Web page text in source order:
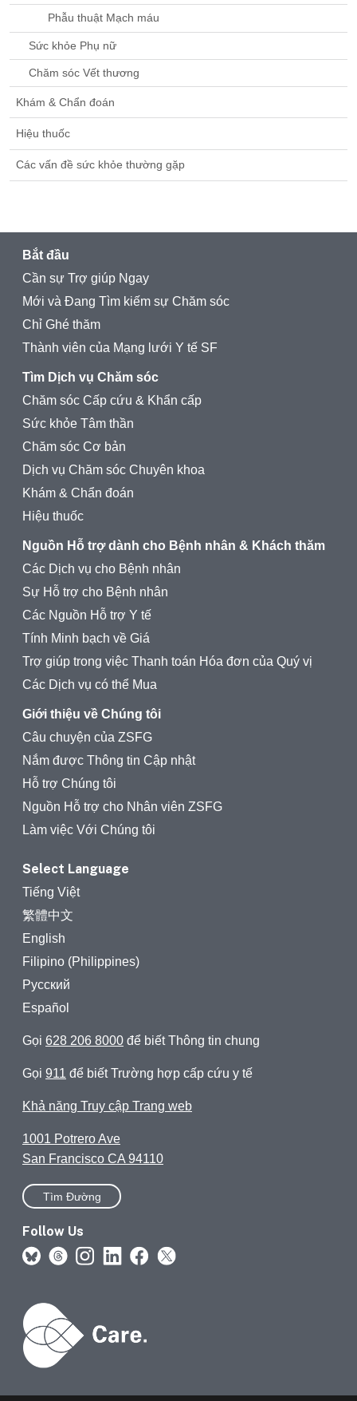
Phẫu thuật Mạch máu
Sức khỏe Phụ nữ
Chăm sóc Vết thương
Khám & Chẩn đoán
Hiệu thuốc
Các vấn đề sức khỏe thường gặp
Bắt đầu
Cần sự Trợ giúp Ngay
Mới và Đang Tìm kiếm sự Chăm sóc
Chỉ Ghé thăm
Thành viên của Mạng lưới Y tế SF
Tìm Dịch vụ Chăm sóc
Chăm sóc Cấp cứu & Khẩn cấp
Sức khỏe Tâm thần
Chăm sóc Cơ bản
Dịch vụ Chăm sóc Chuyên khoa
Khám & Chẩn đoán
Hiệu thuốc
Nguồn Hỗ trợ dành cho Bệnh nhân & Khách thăm
Các Dịch vụ cho Bệnh nhân
Sự Hỗ trợ cho Bệnh nhân
Các Nguồn Hỗ trợ Y tế
Tính Minh bạch về Giá
Trợ giúp trong việc Thanh toán Hóa đơn của Quý vị
Các Dịch vụ có thể Mua
Giới thiệu về Chúng tôi
Câu chuyện của ZSFG
Nắm được Thông tin Cập nhật
Hỗ trợ Chúng tôi
Nguồn Hỗ trợ cho Nhân viên ZSFG
Làm việc Với Chúng tôi
Select Language
Tiếng Việt
繁體中文
English
Filipino (Philippines)
Русский
Español
Gọi 628 206 8000 để biết Thông tin chung
Gọi 911 để biết Trường hợp cấp cứu y tế
Khả năng Truy cập Trang web
1001 Potrero Ave
San Francisco CA 94110
Tìm Đường
Follow Us